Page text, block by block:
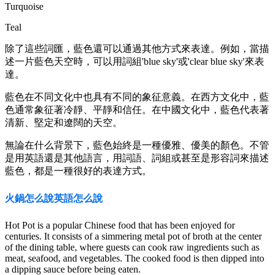
Turquoise
Teal
除了這些詞匯，藍色還可以通過其他方式來表達。例如，當描
述一片藍色天空時，可以用詞組'blue sky'或'clear blue sky'來表
達。
藍色在不同文化中也具有不同的象征意義。在西方文化中，藍
色通常象征著冷靜、平靜和信任。在中國文化中，藍色代表著
清新、堅定和遼闊的天空。
無論在什么背景下，藍色始終是一種優雅、優美的顏色。不管
是用英語還是其他語言，用詞語、詞組或甚至是形容詞來描述
藍色，都是一種很好的表達方式。
火鍋怎么說英語怎么說
Hot Pot is a popular Chinese food that has been enjoyed for
centuries. It consists of a simmering metal pot of broth at the center
of the dining table, where guests can cook raw ingredients such as
meat, seafood, and vegetables. The cooked food is then dipped into
a dipping sauce before being eaten.